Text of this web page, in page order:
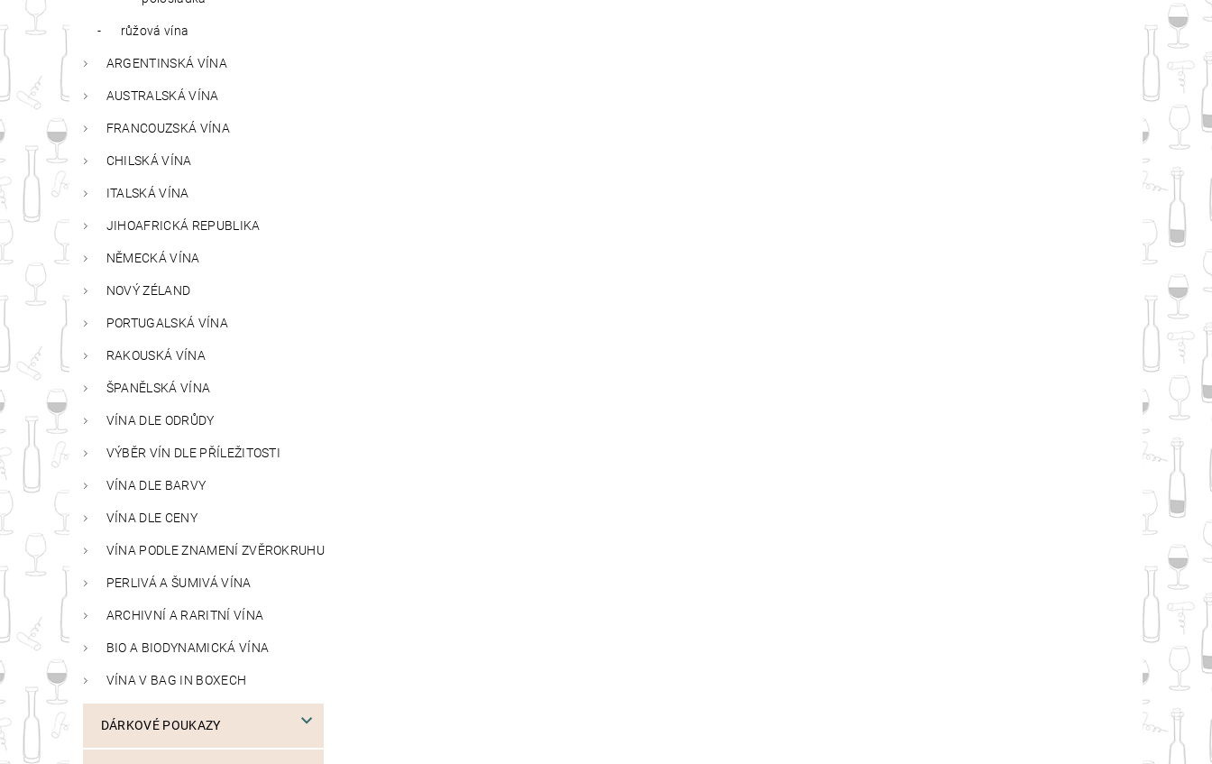
růžová vína
ARGENTINSKÁ VÍNA
AUSTRALSKÁ VÍNA
FRANCOUZSKÁ VÍNA
CHILSKÁ VÍNA
ITALSKÁ VÍNA
JIHOAFRICKÁ REPUBLIKA
NĚMECKÁ VÍNA
NOVÝ ZÉLAND
PORTUGALSKÁ VÍNA
RAKOUSKÁ VÍNA
ŠPANĚLSKÁ VÍNA
VÍNA DLE ODRŮDY
VÝBĚR VÍN DLE PŘÍLEŽITOSTI
VÍNA DLE BARVY
VÍNA DLE CENY
VÍNA PODLE ZNAMENÍ ZVĚROKRUHU
PERLIVÁ A ŠUMIVÁ VÍNA
ARCHIVNÍ A RARITNÍ VÍNA
BIO A BIODYNAMICKÁ VÍNA
VÍNA V BAG IN BOXECH
DÁRKOVÉ POUKAZY